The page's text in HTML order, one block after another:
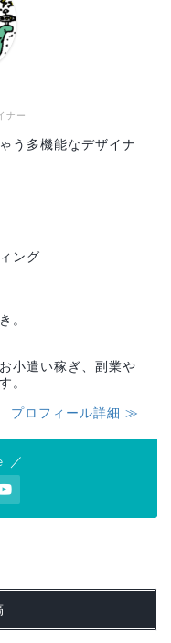
ナー
う多機能なデザイナ
ング
。
小遣い稼ぎ、副業や
。
プロフィール詳細 ≫
／